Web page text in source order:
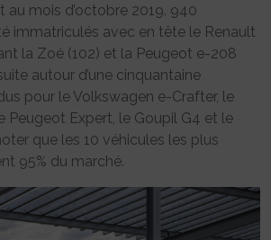
au mois d’octobre 2019. 940
immatriculés avec en tête le Renault
la Zoé (102) et la Peugeot e-208
autour d’une cinquantaine
pour le Volkswagen e-Crafter, le
Peugeot Expert, le Goupil G4 et le
que les 10 véhicules les plus
95% du marché.